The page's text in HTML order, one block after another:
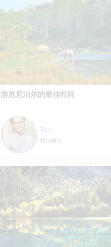
游览尼泊尔的最佳时间
Eric
旅行顾问